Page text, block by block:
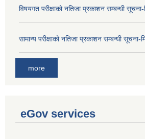
विषयगत परीक्षाको नतिजा प्रकाशन सम्बन्धी
सामान्य परीक्षाको नतिजा प्रकाशन सम्बन्धी
more
eGov services